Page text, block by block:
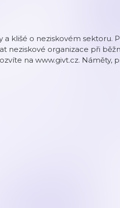
klišé o neziskovém sektoru.
neziskové organizace při
na www.givt.cz. Náměty,